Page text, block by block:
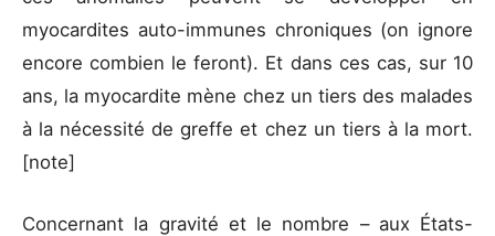
myocardites auto-immunes chroniques (on ignore
encore combien le feront). Et dans ces cas, sur 10
ans, la myocardite mène chez un tiers des malades
à la nécessité de greffe et chez un tiers à la mort.
[note]
Concernant la gravité et le nombre – aux États-